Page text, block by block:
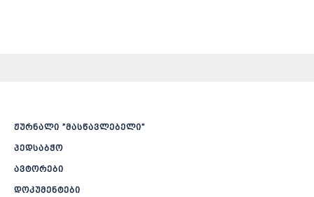
ჟურნალი ”მასწავლებელი”
პედსაბჭო
ავტორები
დოკუმენტები